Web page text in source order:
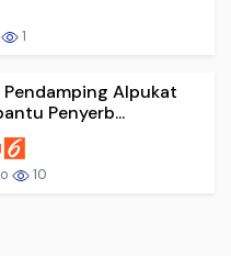
1
Pendamping Alpukat
Penyerb...
10